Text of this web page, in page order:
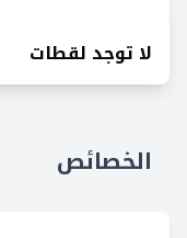
لا توجد لقطات
الخصائص